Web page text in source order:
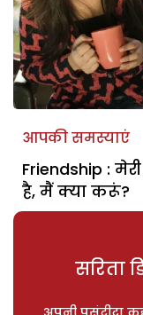
आपकी समस्याएं
Friendship :
है, मैं क्या करूं?
सरिता